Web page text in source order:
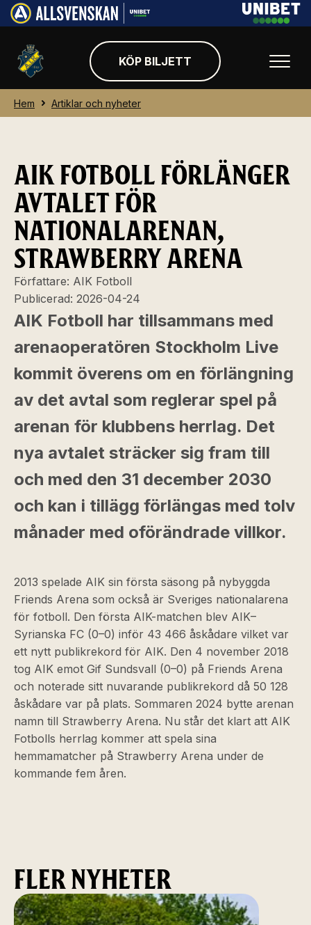
KÖP BILJETT
Hem Artiklar och nyheter
AIK FOTBOLL FÖRLÄNGER
AVTALET FÖR
NATIONALARENAN,
STRAWBERRY ARENA
Författare: AIK Fotboll
Publicerad: 2026-04-24
AIK Fotboll har tillsammans med
arenaoperatören Stockholm Live
kommit överens om en förlängning
av det avtal som reglerar spel på
arenan för klubbens herrlag. Det
nya avtalet sträcker sig fram till
och med den 31 december 2030
och kan i tillägg förlängas med tolv
månader med oförändrade villkor.
2013 spelade AIK sin första säsong på nybyggda
Friends Arena som också är Sveriges nationalarena
för fotboll. Den första AIK-matchen blev AIK–
Syrianska FC (0–0) inför 43 466 åskådare vilket var
ett nytt publikrekord för AIK. Den 4 november 2018
tog AIK emot Gif Sundsvall (0–0) på Friends Arena
och noterade sitt nuvarande publikrekord då 50 128
åskådare var på plats. Sommaren 2024 bytte arenan
namn till Strawberry Arena. Nu står det klart att AIK
Fotbolls herrlag kommer att spela sina
hemmamatcher på Strawberry Arena under de
kommande fem åren.
FLER NYHETER